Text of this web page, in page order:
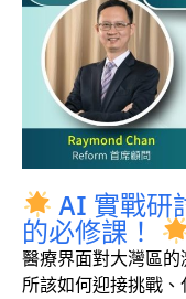
AI 實戰研
的必修課！
醫療界面對大灣區
所該如何迎接挑戰、